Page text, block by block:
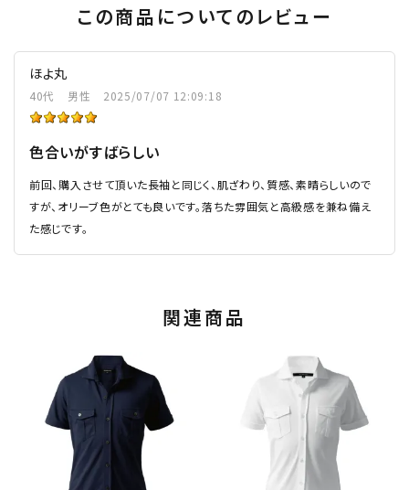
この商品についてのレビュー
ほよ丸
40代 男性 2025/07/07 12:09:18
色合いがすばらしい
前回、購入させて頂いた長袖と同じく、肌ざわり、質感、素晴らしいので
すが、オリーブ色がとても良いです。落ちた雰囲気と高級感を兼ね備え
た感じです。
関連商品